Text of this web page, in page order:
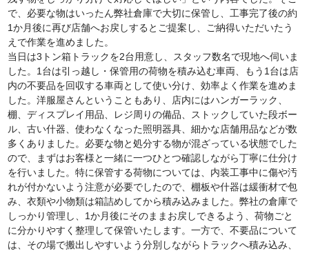
で、必要な物はいったん弊社倉庫で大切に保管し、工事完了後の約
1か月後に再び店舗へお戻しするとご提案し、ご納得いただいたう
えで作業を進めました。
当日は3トン箱トラックを2台用意し、スタッフ数名で現地へ伺いま
した。1台は引っ越し・保管用の荷物を積み込む車両、もう1台は店
内の不要品を回収する車両として使い分け、効率よく作業を進めま
した。洋服屋さんということもあり、店内にはハンガーラック、
棚、ディスプレイ用品、レジ周りの備品、ストックしていた段ボー
ル、古い什器、使わなくなった照明器具、細かな店舗用品などが数
多くありました。必要な物と処分する物が混ざっている状態でした
ので、まずはお客様と一緒に一つひとつ確認しながら丁寧に仕分け
を行いました。特に保管する荷物については、内装工事中に傷や汚
れが付かないよう注意が必要でしたので、棚板や什器は緩衝材で包
み、衣類や小物類は箱詰めしてから積み込みました。弊社の倉庫で
しっかり管理し、1か月後にそのままお戻しできるよう、荷物ごと
に分かりやすく整理して保管いたします。一方で、不要品について
は、その場で搬出しやすいよう分別しながらトラックへ積み込み、